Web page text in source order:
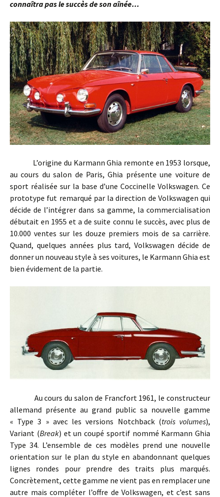
connaîtra pas le succès de son aînée…
L’origine du Karmann Ghia remonte en 1953 lorsque,
au cours du salon de Paris, Ghia présente une voiture de
sport réalisée sur la base d’une Coccinelle Volkswagen. Ce
prototype fut remarqué par la direction de Volkswagen qui
décide de l’intégrer dans sa gamme, la commercialisation
débutait en 1955 et a de suite connu le succès, avec plus de
10.000 ventes sur les douze premiers mois de sa carrière.
Quand, quelques années plus tard, Volkswagen décide de
donner un nouveau style à ses voitures, le Karmann Ghia est
bien évidement de la partie.
Au cours du salon de Francfort 1961, le constructeur
allemand présente au grand public sa nouvelle gamme
« Type 3 » avec les versions Notchback (trois volumes),
Variant (Break) et un coupé sportif nommé Karmann Ghia
Type 34. L’ensemble de ces modèles prend une nouvelle
orientation sur le plan du style en abandonnant quelques
lignes rondes pour prendre des traits plus marqués.
Concrètement, cette gamme ne vient pas en remplacer une
autre mais compléter l’offre de Volkswagen, et c’est sans